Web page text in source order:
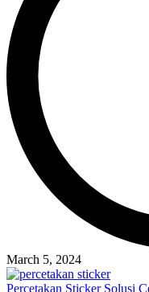
March 5, 2024
Percetakan Sticker Solusi